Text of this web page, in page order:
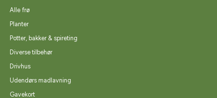
Alle frø
Planter
Potter, bakker & spireting
Diverse tilbehør
Drivhus
Udendørs madlavning
Gavekort